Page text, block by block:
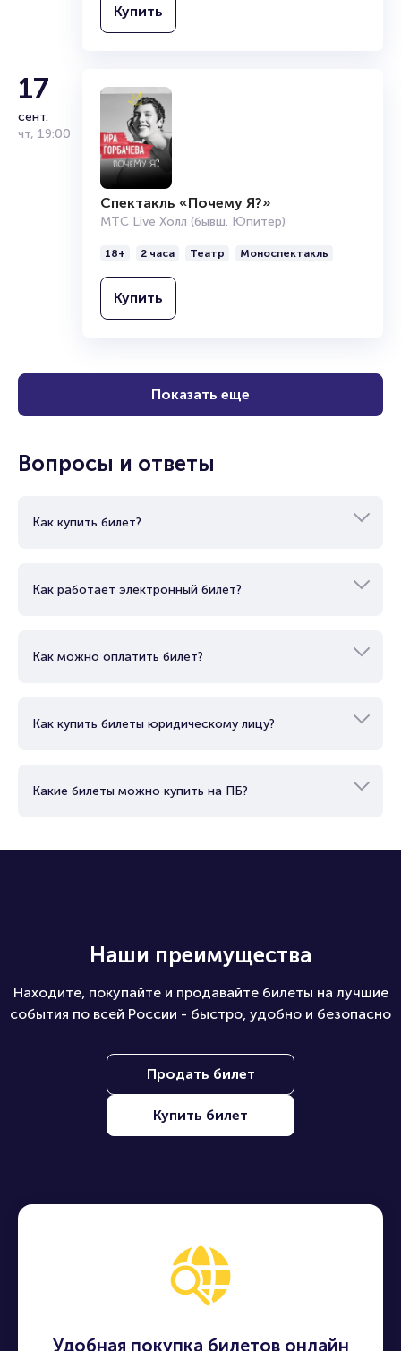
Купить
17
сент.
чт, 19:00
Спектакль «Почему Я?»
МТС Live Холл (бывш. Юпитер)
18+ 2 часа Театр Моноспектакль
Купить
Показать еще
Вопросы и ответы
Как купить билет?
Как работает электронный билет?
Как можно оплатить билет?
Как купить билеты юридическому лицу?
Какие билеты можно купить на ПБ?
Наши преимущества
Находите, покупайте и продавайте билеты на лучшие
события по всей России - быстро, удобно и безопасно
Продать билет
Купить билет
Удобная покупка билетов онлайн